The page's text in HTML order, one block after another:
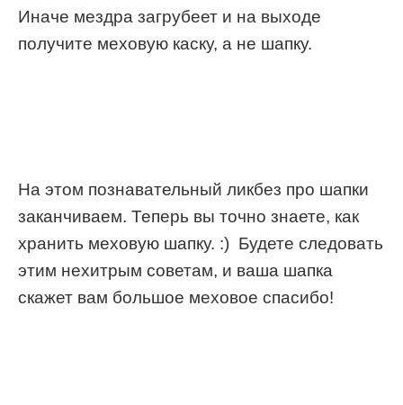
Иначе мездра загрубеет и на выходе
получите меховую каску, а не шапку.
На этом познавательный ликбез про шапки
заканчиваем. Теперь вы точно знаете, как
хранить меховую шапку. :) Будете следовать
этим нехитрым советам, и ваша шапка
скажет вам большое меховое спасибо!